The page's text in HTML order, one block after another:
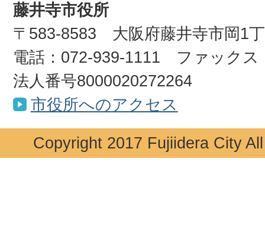
藤井寺市役所
〒583-8583 大阪府藤井寺市岡1
電話：072-939-1111 ファックス
法人番号8000020272264
市役所へのアクセス
Copyright 2017 Fujiidera City